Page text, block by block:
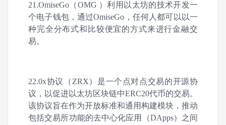
21.OmiseGo（OMG ）利用以太坊的技术开发一
个电子钱包，通过OmiseGo，任何人都可以以一
种完全分布式和比较便宜的方式来进行金融交
易。
22.0x协议（ZRX）是一个点对点交易的开源协
议，以促进以太坊区块链中ERC20代币的交易。
该协议旨在作为开放标准和通用构建模块，推动
包括交易所功能的去中心化应用（DApps）之间